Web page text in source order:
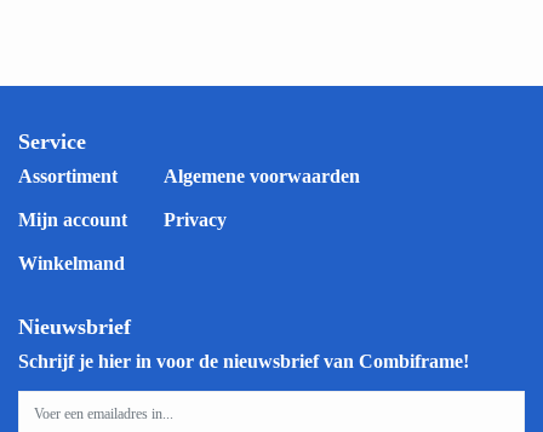
Service
Assortiment
Mijn account
Winkelmand
Algemene voorwaarden
Privacy
Nieuwsbrief
Schrijf je hier in voor de nieuwsbrief van Combiframe!